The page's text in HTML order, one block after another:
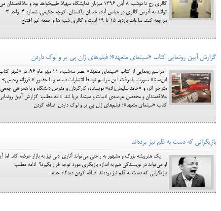
گالری رج تا دوشنبه 8 آبان 1396 میزبان نمایشگاه سهیلا طیبیخواهد بود و علاقه‌مندان
توانند به آدرس گالری در عباس آباد، خیابان پاکستان، کوچه حکیمی، شماره 4، واحد 3
مراجعه کنند. ساعات بازدید 15 تا 19 است و گالری شنبه ها و جمعه غیر افتتاح
گزارش آیین رونمایی کتاب «سینمای متعهد»؛ فیلم‌های ژان پی یر و لوک داردن
مراسم رونمایی از کتاب «سینمای متعهد» عصر سه‌شنبه، 11 مهر ماهِ 96، در «شهر
ابن‌سینا» صورت پذیرفت. این مراسم توسط انتشارات دیبایه و با حضورِ « فرزانه رحیمی»
مترجمِ اثر، و «حامد سلیمان‌زاده» نویسنده، کارگردان و مدرس دانشگاه و با همراهیِ جمعی
علاقه‌مندان و محققین عرصه‌ی ادبیات و سینما، برپا شد. ادامه مطلب: گزارش آیین
کتاب «سینمای متعهد»؛ فیلم‌های ژان پی یر و لوک داردن اضافه کردن
بازیگرانی که دست به قلم نیز برده‌اند
یک هنرپیشه بزرگ و مشهور به راحتی می‌تواند آثاری ادبی نیز به بازار عرضه کند. اما
او می‌تواند در نویسندگی هم به اندازه بازیگری مورد توجه قرار بگیرد؟ ادامه مطلب:
بازیگرانی که دست به قلم نیز برده‌اند اضافه کردن دیدگاه جدید